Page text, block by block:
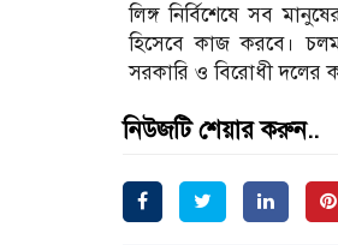
লিঙ্গ নির্বিশেষে সব
হিসেবে কাজ করবে।
সরকারি ও বিরোধী দলের
নিউজটি শেয়ার করুন..